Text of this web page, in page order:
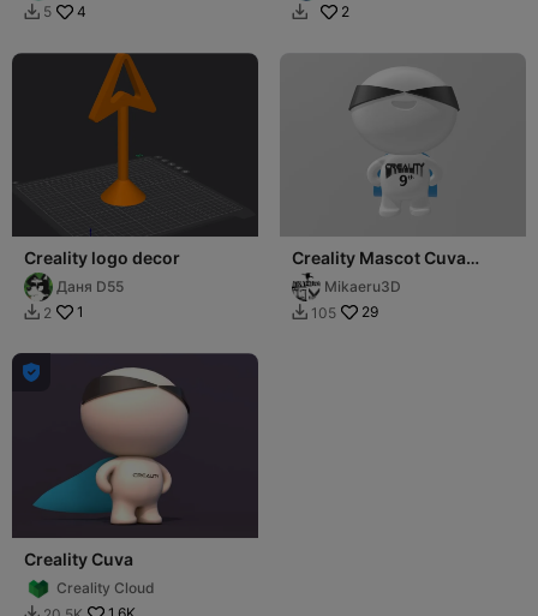
 5 4  2
Creality logo decor
Даня D55
 2 1
Creality Mascot Cuva
Special Edition 9th
Anniversary
Mikaeru3D
 105 29

Creality Cuva
Creality Cloud